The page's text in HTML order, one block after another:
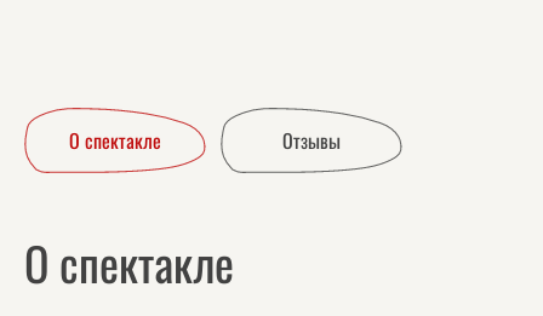
О спектакле Отзывы
О спектакле